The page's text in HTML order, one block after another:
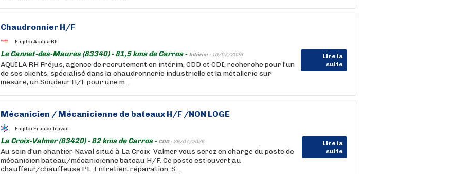
Chaudronnier H/F
Emploi Aquila Rh
Le Cannet-des-Maures (83340) - 81,5 kms de Carros -Intérim - 10/07/2026
Lire la
suite
AQUILA RH Fréjus, agence de recrutement en intérim, CDD et CDI, recherche pour l'un
de ses clients, spécialisé dans la chaudronnerie industrielle et la métallerie sur
mesure, un Soudeur H/F pour une m...
Mécanicien / Mécanicienne de bateaux H/F /NON LOGE
Emploi France Travail
La Croix-Valmer (83420) - 82 kms de Carros - CDD - 29/07/2026
Lire la
suite
Au sein d'un chantier Naval situé à La Croix-Valmer vous serez en charge du poste de
mécanicien bateau/mécanicienne bateau H/F. Ce poste est ouvert au
chauffeur/chauffeuse PL. Entretien, réparation. S...